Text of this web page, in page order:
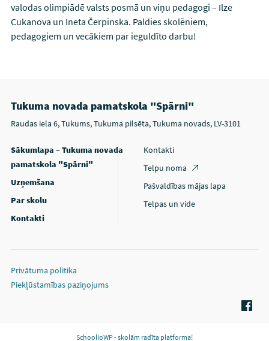
valodas olimpiādē valsts posmā un viņu pedagogi – Ilze
Cukanova un Ineta Čerpinska. Paldies skolēniem,
pedagogiem un vecākiem par ieguldīto darbu!
Tukuma novada pamatskola "Spārni"
Raudas iela 6, Tukums, Tukuma pilsēta, Tukuma novads, LV-3101
Sākumlapa – Tukuma novada
pamatskola "Spārni"
Uzņemšana
Par skolu
Kontakti
Kontakti
Telpu noma
Pašvaldības mājas lapa
Telpas un vide
Privātuma politika
Piekļūstamības paziņojums
SchoolioWP - skolām radīta platforma!